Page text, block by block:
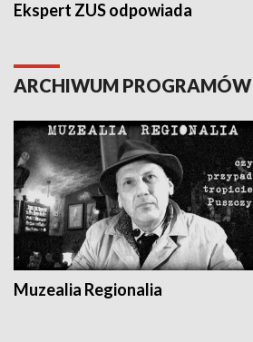
Ekspert ZUS odpowiada
ARCHIWUM PROGRAMÓW
Muzealia Regionalia